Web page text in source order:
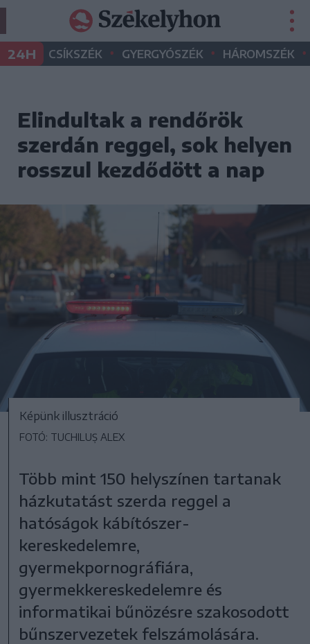
24H CSÍKSZÉK • GYERGYÓSZÉK • HÁROMSZÉK •
Elindultak a rendőrök
szerdán reggel, sok helyen
rosszul kezdődött a nap
Képünk illusztráció
FOTÓ: TUCHILUȘ ALEX
Több mint 150 helyszínen tartanak
házkutatást szerda reggel a
hatóságok kábítószer-
kereskedelemre,
gyermekpornográfiára,
gyermekkereskedelemre és
informatikai bűnözésre szakosodott
bűnszervezetek felszámolására.